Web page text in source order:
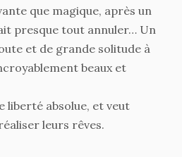
que magique, après un
presque tout annuler… Un
et de grande solitude à
beaux et
liberté absolue, et veut
leurs rêves.